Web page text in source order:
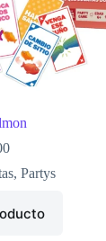
, Partys